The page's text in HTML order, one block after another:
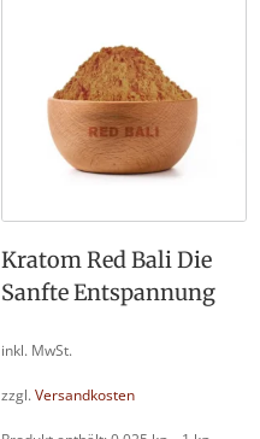
Kratom Red Bali Die
Sanfte Entspannung
inkl. MwSt.
zzgl. Versandkosten